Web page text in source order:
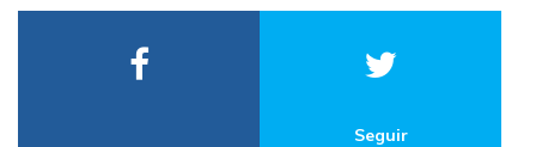
Seguir